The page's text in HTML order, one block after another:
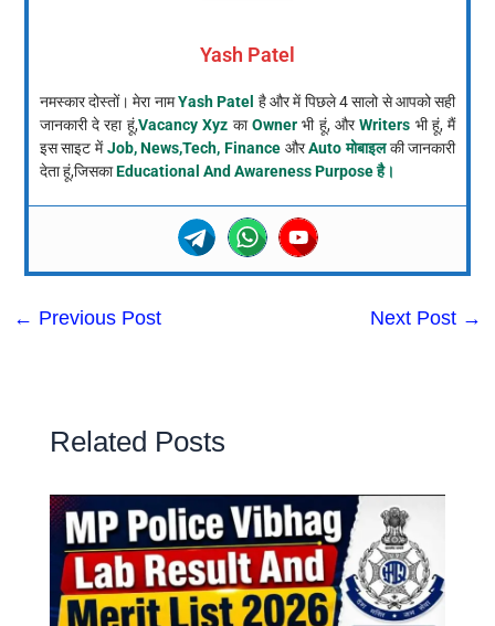
Yash Patel
नमस्कार दोस्तों। मेरा नामYash Patel है और में पिछले 4 सालो से आपको सही
जानकारी दे रहा हूं,Vacancy Xyz काOwnerभी हूं, औरWriters भी हूं, मैं
इस साइट मेंJob, News,Tech, Finance औरAuto मोबाइलकी जानकारी
देता हूं,जिसकाEducational And Awareness Purpose है।
← Previous Post Next Post →
Related Posts